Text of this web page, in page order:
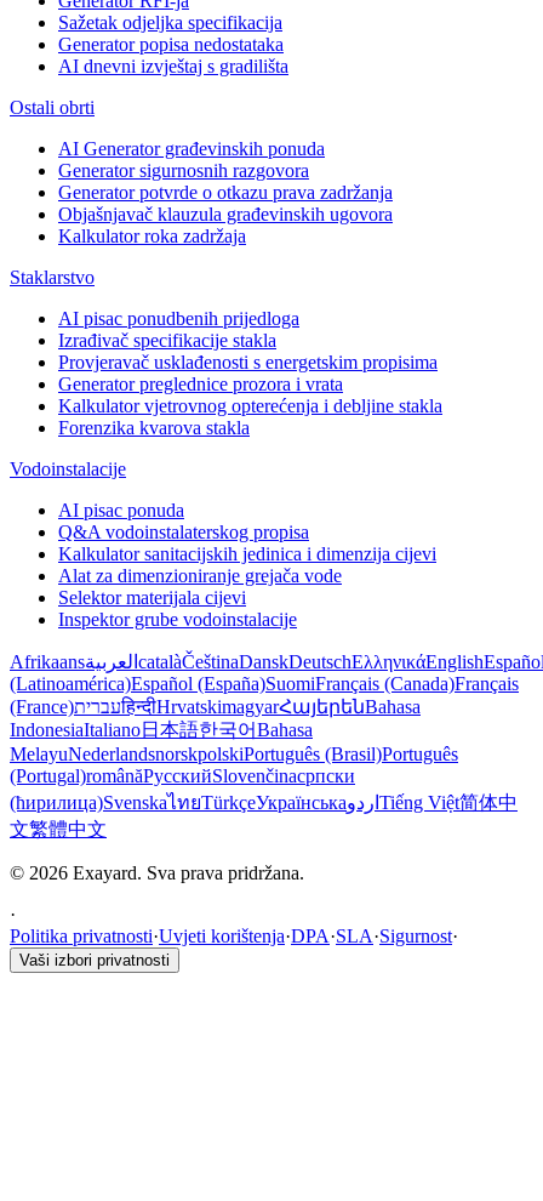
Sažetak odjeljka specifikacija
Generator popisa nedostataka
AI dnevni izvještaj s gradilišta
Ostali obrti
AI Generator građevinskih ponuda
Generator sigurnosnih razgovora
Generator potvrde o otkazu prava zadržanja
Objašnjavač klauzula građevinskih ugovora
Kalkulator roka zadržaja
Staklarstvo
AI pisac ponudbenih prijedloga
Izrađivač specifikacije stakla
Provjeravač usklađenosti s energetskim propisima
Generator preglednice prozora i vrata
Kalkulator vjetrovnog opterećenja i debljine stakla
Forenzika kvarova stakla
Vodoinstalacije
AI pisac ponuda
Q&A vodoinstalaterskog propisa
Kalkulator sanitacijskih jedinica i dimenzija cijevi
Alat za dimenzioniranje grejača vode
Selektor materijala cijevi
Inspektor grube vodoinstalacije
Afrikaansالعربية catalàČeštinaDanskDeutschΕλληνικάEnglish
(Latinoamérica)Español (España)SuomiFrançais (Canada)Français
(France)עבריתहिन्दीHrvatskimagyarՀայերենBahasa
IndonesiaItaliano日本語한국어Bahasa
MelayuNederlandsnorskpolskiPortuguês (Brasil)Português
(Portugal)românăРусскийSlovenčinaсрпски
(ћирилица)SvenskaไทยTürkçeУкраїнськаاردو Tiếng Việt简体中
文繁體中文
© 2026 Exayard. Sva prava pridržana.
·
Politika privatnosti·Uvjeti korištenja·DPA·SLA·Sigurnost·
Vaši izbori privatnosti